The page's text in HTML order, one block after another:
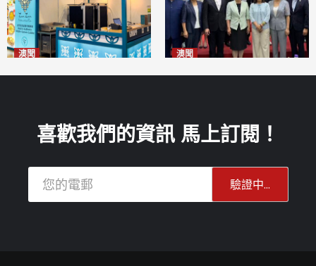
澳聞 澳聞
喜歡我們的資訊 馬上訂閱！